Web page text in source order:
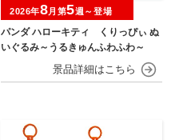
パンダ ハローキティ くりっぴぃ ぬ
いぐるみ～うるきゅんふわふわ～
2026年8月第5週～登場